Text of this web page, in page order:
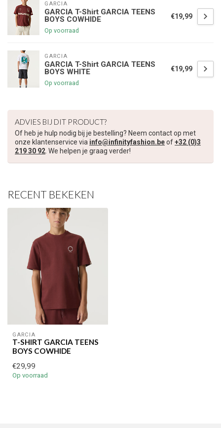
GARCIA
GARCIA T-Shirt GARCIA TEENS
BOYS COWHIDE
Op voorraad
€19,99
GARCIA
GARCIA T-Shirt GARCIA TEENS
BOYS WHITE
Op voorraad
€19,99
ADVIES BIJ DIT PRODUCT?
Of heb je hulp nodig bij je bestelling? Neem contact op met
onze klantenservice via info@infinityfashion.beof+32 (0)3
219 30 92. We helpen je graag verder!
RECENT BEKEKEN
GARCIA
T-SHIRT GARCIA TEENS
BOYS COWHIDE
€29,99
Op voorraad
€5,00 korting op je volgende bestelling
over onze nieuwe collectie, en ontvang
volgende aankoop! 😀
Inschrijven
Je korting is geldig bij een minimale bestelwaarde van €45,00